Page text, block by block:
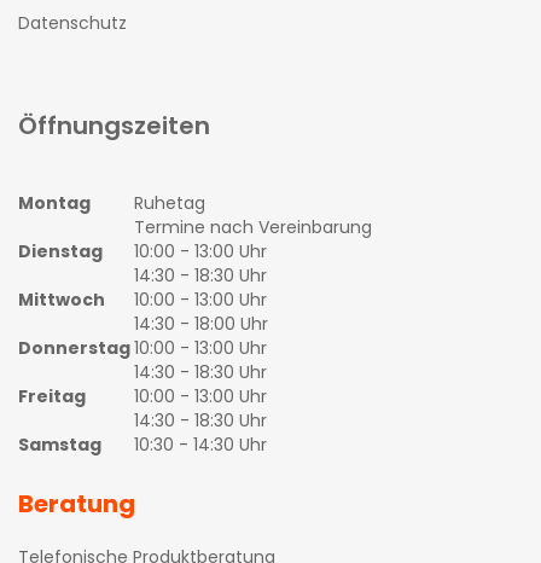
Datenschutz
Öffnungszeiten
Montag
Ruhetag
Termine nach Vereinbarung
Dienstag
10:00 - 13:00 Uhr
14:30 - 18:30 Uhr
Mittwoch
10:00 - 13:00 Uhr
14:30 - 18:00 Uhr
Donnerstag10:00 - 13:00 Uhr
14:30 - 18:30 Uhr
Freitag
10:00 - 13:00 Uhr
14:30 - 18:30 Uhr
Samstag
10:30 - 14:30 Uhr
Beratung
Telefonische Produktberatung